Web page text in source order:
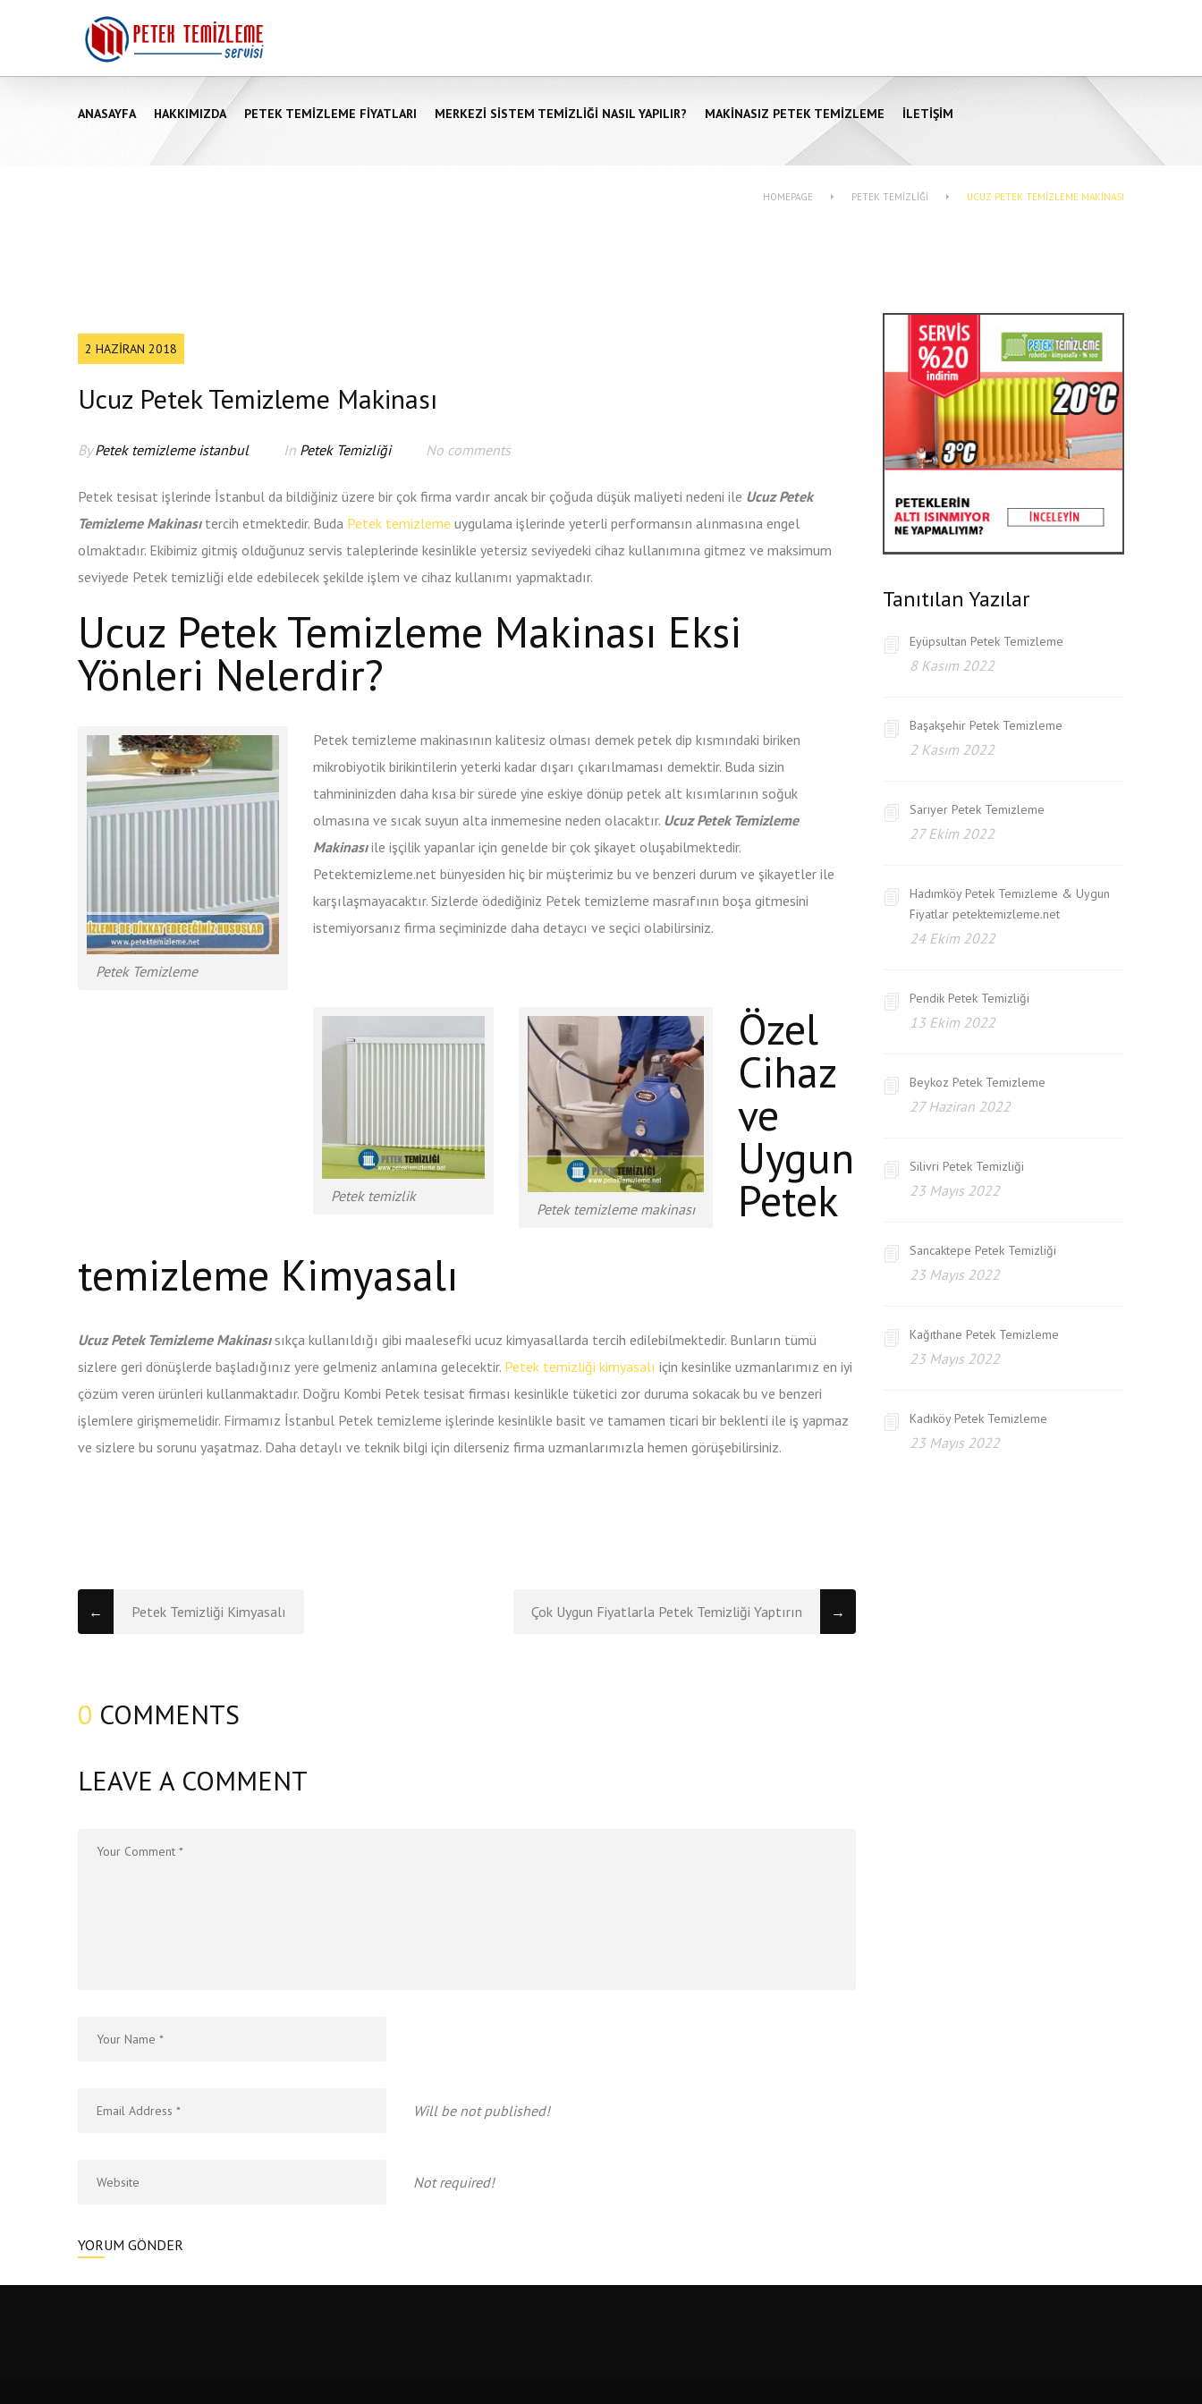
ANASAYFA HAKKIMIZDA PETEK TEMIZLEME FIYATLARI MERKEZI SISTEM TEMIZLIĞI NASIL YAPILIR? MAKINASIZ PETEK TEMIZLEME İLETIŞIM
HOMEPAGE PETEK TEMIZLIĞI UCUZ PETEK TEMIZLEME MAKINASI
2 HAZIRAN 2018
Ucuz Petek Temizleme Makinası
ByPetek temizleme istanbul In Petek Temizliği No comments
Petek tesisat işlerinde İstanbul da bildiğiniz üzere bir çok firma vardır ancak bir çoğuda düşük maliyeti nedeni ile Ucuz Petek
Temizleme Makinasıtercih etmektedir. Buda Petek temizleme uygulama işlerinde yeterli performansın alınmasına engel
olmaktadır. Ekibimiz gitmiş olduğunuz servis taleplerinde kesinlikle yetersiz seviyedeki cihaz kullanımına gitmez ve maksimum
seviyede Petek temizliği elde edebilecek şekilde işlem ve cihaz kullanımı yapmaktadır.
Ucuz Petek Temizleme Makinası Eksi
Yönleri Nelerdir?
Petek Temizleme
Petek temizleme makinasının kalitesiz olması demek petek dip kısmındaki biriken
mikrobiyotik birikintilerin yeterki kadar dışarı çıkarılmaması demektir. Buda sizin
tahmininizden daha kısa bir sürede yine eskiye dönüp petek alt kısımlarının soğuk
olmasına ve sıcak suyun alta inmemesine neden olacaktır. Ucuz Petek Temizleme
Makinasıile işçilik yapanlar için genelde bir çok şikayet oluşabilmektedir.
Petektemizleme.net bünyesiden hiç bir müşterimiz bu ve benzeri durum ve şikayetler ile
karşılaşmayacaktır. Sizlerde ödediğiniz Petek temizleme masrafının boşa gitmesini
istemiyorsanız firma seçiminizde daha detaycı ve seçici olabilirsiniz.
Petek temizlik
Petek temizleme makinası
Özel
Cihaz
ve
Uygun
Petek
temizleme Kimyasalı
Ucuz Petek Temizleme Makinasısıkça kullanıldığı gibi maalesefki ucuz kimyasallarda tercih edilebilmektedir. Bunların tümü
sizlere geri dönüşlerde başladığınız yere gelmeniz anlamına gelecektir. Petek temizliği kimyasalı için kesinlike uzmanlarımız en iyi
çözüm veren ürünleri kullanmaktadır. Doğru Kombi Petek tesisat firması kesinlikle tüketici zor duruma sokacak bu ve benzeri
işlemlere girişmemelidir. Firmamız İstanbul Petek temizleme işlerinde kesinlikle basit ve tamamen ticari bir beklenti ile iş yapmaz
ve sizlere bu sorunu yaşatmaz. Daha detaylı ve teknik bilgi için dilerseniz firma uzmanlarımızla hemen görüşebilirsiniz.
← Petek Temizliği Kimyasalı Çok Uygun Fiyatlarla Petek Temizliği Yaptırın →
0 COMMENTS
LEAVE A COMMENT
Will be not published!
Not required!
Tanıtılan Yazılar
Eyüpsultan Petek Temizleme
8 Kasım 2022
Başakşehir Petek Temizleme
2 Kasım 2022
Sarıyer Petek Temizleme
27 Ekim 2022
Hadımköy Petek Temizleme & Uygun
Fiyatlar petektemizleme.net
24 Ekim 2022
Pendik Petek Temizliği
13 Ekim 2022
Beykoz Petek Temizleme
27 Haziran 2022
Silivri Petek Temizliği
23 Mayıs 2022
Sancaktepe Petek Temizliği
23 Mayıs 2022
Kağıthane Petek Temizleme
23 Mayıs 2022
Kadıköy Petek Temizleme
23 Mayıs 2022